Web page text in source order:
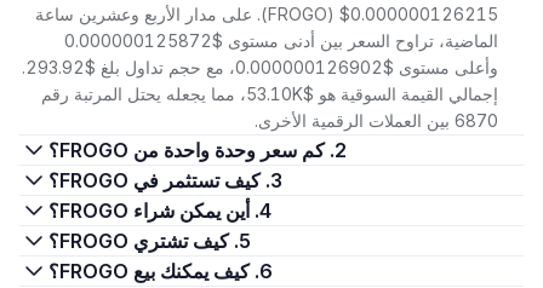
(FROGO) $0.000000126215. على مدار الأربع وعشرين ساعة
الماضية، تراوح السعر بين أدنى مستوى $0.000000125872
وأعلى مستوى $0.000000126902، مع حجم تداول بلغ $293.92.
إجمالي القيمة السوقية هو $53.10K، مما يجعله يحتل المرتبة رقم
6870 بين العملات الرقمية الأخرى.
2. كم سعر وحدة واحدة من FROGO؟
3. كيف تستثمر في FROGO؟
4. أين يمكن شراء FROGO؟
5. كيف تشتري FROGO؟
6. كيف يمكنك بيع FROGO؟